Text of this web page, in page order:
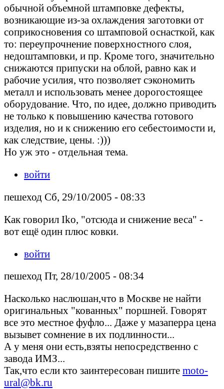
обычной объемной штамповке дефекты,
возникающие из-за охлаждения заготовки от
соприкосновения со штамповой оснасткой, как
то: переупрочнение поверхностного слоя,
недоштамповки, и пр. Кроме того, значительно
снижаются припуски на облой, равно как и
рабочие усилия, что позволяет сэкономить
металл и использовать менее дорогостоящее
оборудование. Что, по идее, должно приводить
не только к повышению качества готового
изделия, но и к снижению его себестоимости и,
как следствие, цены. :)))
Но уж это - отдельная тема.
войти
пешеход Сб, 29/10/2005 - 08:33
Как говорил Iko, "отсюда и снижение веса" -
вот ещё один плюс ковки.
войти
пешеход Пт, 28/10/2005 - 08:34
Насколько наслюшан,что в Москве не найти
оригинальных "кованных" поршней. Говорят
все это местное фуфло... Даже у мазаперра цена
вызывет сомнение в их подлинности...
А у меня они есть,взяты непосредственно с
завода ИМЗ...
Так,что если кто заинтересован пишите moto-
ural@bk.ru